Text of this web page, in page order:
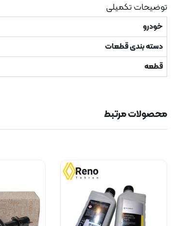
توضیحات تکمیلی
خودرو
دسته بندی قطعات
قطعه
محصولات مرتبط